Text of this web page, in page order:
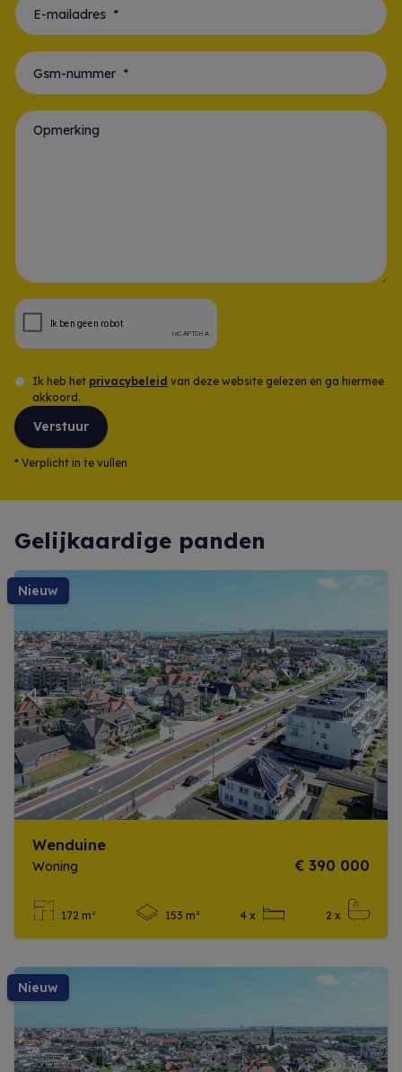
Ik heb het privacybeleid van deze website gelezen en ga hiermee
akkoord.
Verstuur
* Verplicht in te vullen
Gelijkaardige panden
nieuw
Previous Next
Wenduine
Woning € 390 000
172 m² 153 m² 4 x 2 x
nieuw